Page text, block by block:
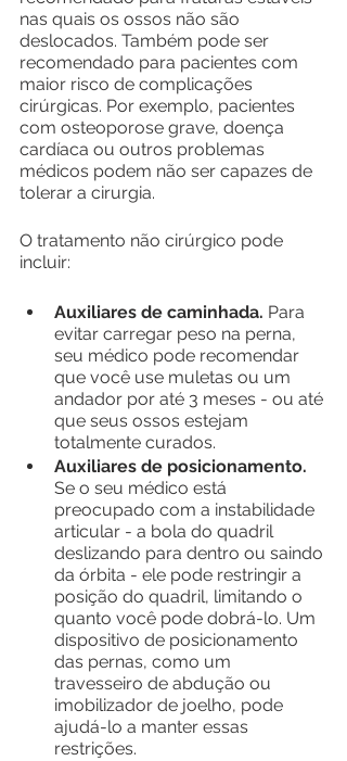
nas quais os ossos não são
deslocados. Também pode ser
recomendado para pacientes com
maior risco de complicações
cirúrgicas. Por exemplo, pacientes
com osteoporose grave, doença
cardíaca ou outros problemas
médicos podem não ser capazes de
tolerar a cirurgia.
O tratamento não cirúrgico pode
incluir:
Auxiliares de caminhada. Para
evitar carregar peso na perna,
seu médico pode recomendar
que você use muletas ou um
andador por até 3 meses - ou até
que seus ossos estejam
totalmente curados.
Auxiliares de posicionamento.
Se o seu médico está
preocupado com a instabilidade
articular - a bola do quadril
deslizando para dentro ou saindo
da órbita - ele pode restringir a
posição do quadril, limitando o
quanto você pode dobrá-lo. Um
dispositivo de posicionamento
das pernas, como um
travesseiro de abdução ou
imobilizador de joelho, pode
ajudá-lo a manter essas
restrições.